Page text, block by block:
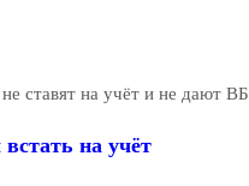
ставят на учёт и не дают ВБ
на учёт